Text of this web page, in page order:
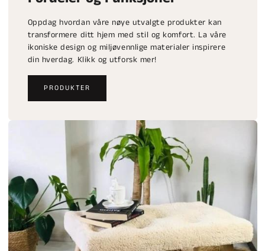
Oppdag hvordan våre nøye utvalgte produkter kan
transformere ditt hjem med stil og komfort. La våre
ikoniske design og miljøvennlige materialer inspirere
din hverdag. Klikk og utforsk mer!
PRODUKTER